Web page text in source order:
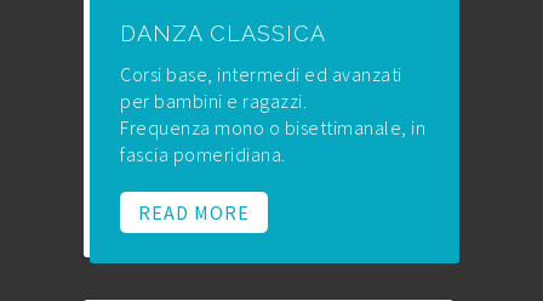
DANZA CLASSICA
Corsi base, intermedi ed avanzati
per bambini e ragazzi.
Frequenza mono o bisettimanale, in
fascia pomeridiana.
READ MORE